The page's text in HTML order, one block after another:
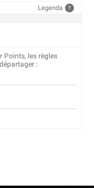
Legenda ?
Points, les règles
: